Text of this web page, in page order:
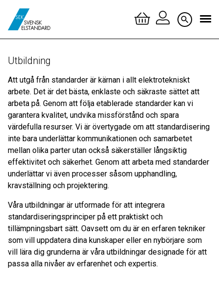
Utbildning
Att utgå från standarder är kärnan i allt elektrotekniskt
arbete. Det är det bästa, enklaste och säkraste sättet att
arbeta på. Genom att följa etablerade standarder kan vi
garantera kvalitet, undvika missförstånd och spara
värdefulla resurser. Vi är övertygade om att standardisering
inte bara underlättar kommunikationen och samarbetet
mellan olika parter utan också säkerställer långsiktig
effektivitet och säkerhet. Genom att arbeta med standarder
underlättar vi även processer såsom upphandling,
kravställning och projektering.
Våra utbildningar är utformade för att integrera
standardiseringsprinciper på ett praktiskt och
tillämpningsbart sätt. Oavsett om du är en erfaren tekniker
som vill uppdatera dina kunskaper eller en nybörjare som
vill lära dig grunderna är våra utbildningar designade för att
passa alla nivåer av erfarenhet och expertis.